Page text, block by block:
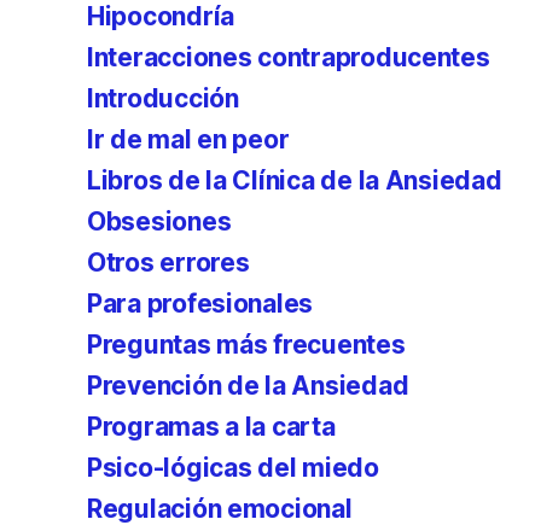
Hipocondría
Interacciones contraproducentes
Introducción
Ir de mal en peor
Libros de la Clínica de la Ansiedad
Obsesiones
Otros errores
Para profesionales
Preguntas más frecuentes
Prevención de la Ansiedad
Programas a la carta
Psico-lógicas del miedo
Regulación emocional